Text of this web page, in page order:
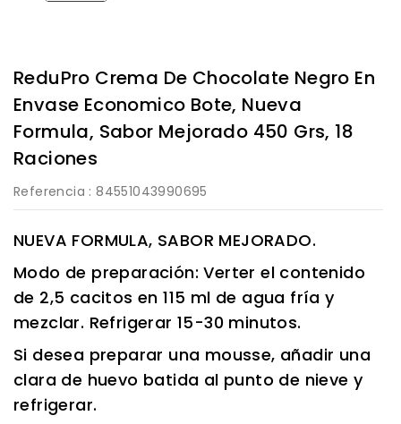
ReduPro Crema De Chocolate Negro En
Envase Economico Bote, Nueva
Formula, Sabor Mejorado 450 Grs, 18
Raciones
Referencia : 84551043990695
NUEVA FORMULA, SABOR MEJORADO.
Modo de preparación: Verter el contenido
de 2,5 cacitos en 115 ml de agua fría y
mezclar. Refrigerar 15-30 minutos.
Si desea preparar una mousse, añadir una
clara de huevo batida al punto de nieve y
refrigerar.